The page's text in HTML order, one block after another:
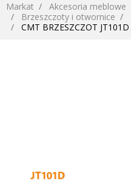
Markat Akcesoria meblowe
Brzeszczoty i otwornice
CMT BRZESZCZOT JT101D